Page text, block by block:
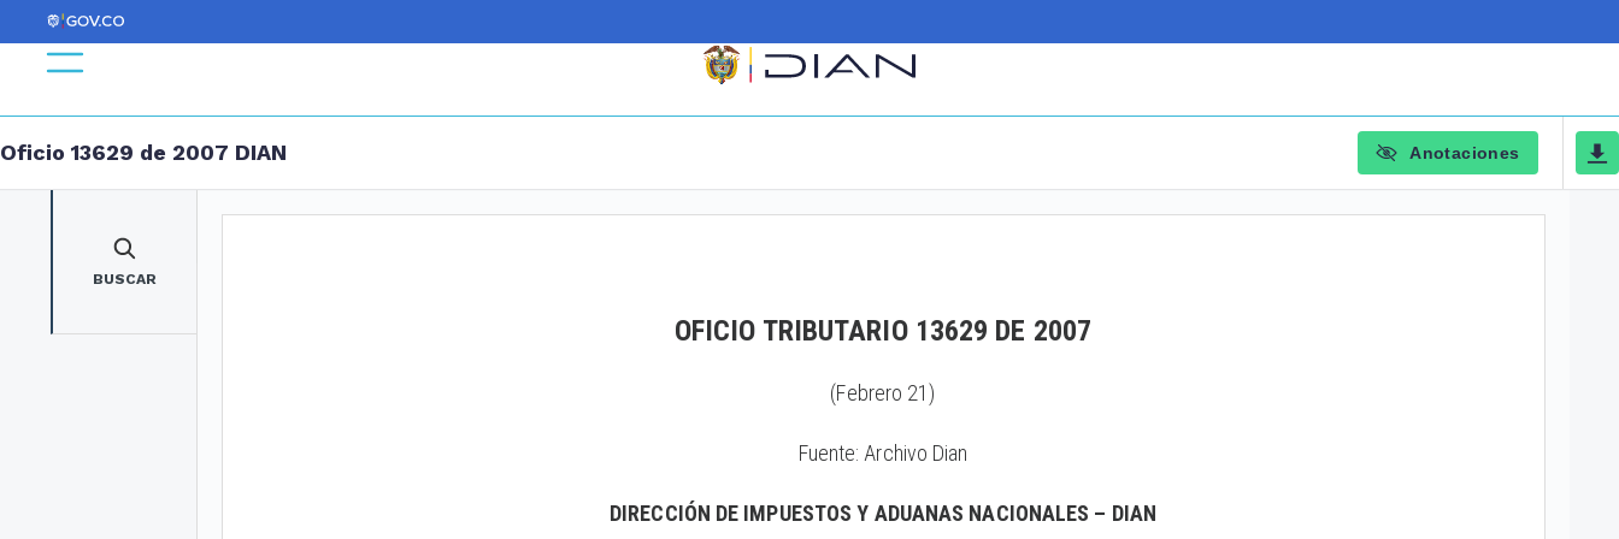
Oficio 13629 de 2007 DIAN Anotaciones
BUSCAR
OFICIO TRIBUTARIO 13629 DE 2007
(Febrero 21)
Fuente: Archivo Dian
DIRECCIÓN DE IMPUESTOS Y ADUANAS NACIONALES – DIAN